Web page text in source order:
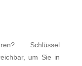
Schlüssel
um Sie in